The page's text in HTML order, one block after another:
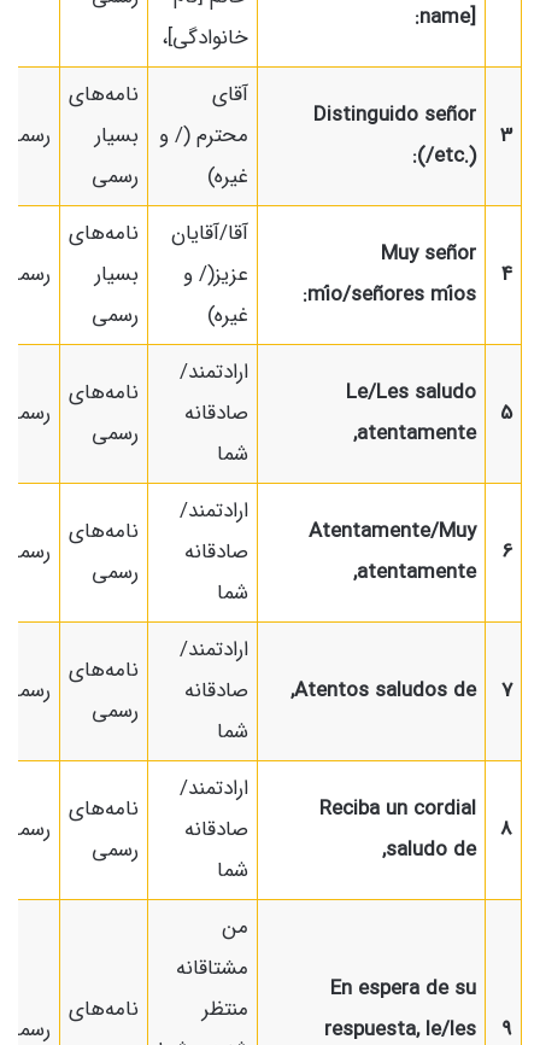
name]:
خانوادگی]،
3
Distinguido señor
(/etc.):
آقای
محترم (/ و
غیره)
نامه‌های
بسیار
رسمی
رسمی
4
Muy señor
mío/señores míos:
آقا/آقایان
عزیز(/ و
غیره)
نامه‌های
بسیار
رسمی
رسمی
5
Le/Les saludo
atentamente,
ارادتمند/
صادقانه
شما
نامه‌های
رسمی
رسمی
6
Atentamente/Muy
atentamente,
ارادتمند/
صادقانه
شما
نامه‌های
رسمی
رسمی
7
Atentos saludos de,
ارادتمند/
صادقانه
شما
نامه‌های
رسمی
رسمی
8
Reciba un cordial
saludo de,
ارادتمند/
صادقانه
شما
نامه‌های
رسمی
رسمی
9
En espera de su
respuesta, le/les
من
مشتاقانه
منتظر
نامه‌های
رسمی